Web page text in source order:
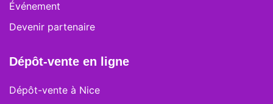
Événement
Devenir partenaire
Dépôt-vente en ligne
Dépôt-vente à Nice